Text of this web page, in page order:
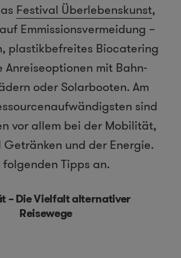
Festival Überlebenskunst,
Emmissionsvermeidung –
plastikbefreites Biocatering
mit Bahn-
oder Solarbooten. Am
sind
vor allem bei der Mobilität,
Getränken und der Energie.
Tipps an.
– Die Vielfalt alternativer
Reisewege